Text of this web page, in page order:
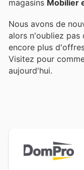
magasins Mobilier
Nous avons de
alors n'oubliez
encore plus
Visitez pour
aujourd'hui.